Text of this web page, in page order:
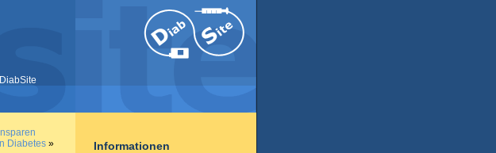
Diabetes » Informationen